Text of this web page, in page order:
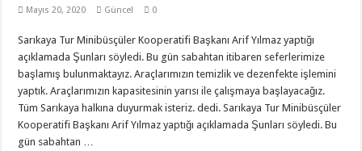
Mayıs 20, 2020 Güncel 0
Sarıkaya Tur Minibüsçüler Kooperatifi Başkanı Arif Yılmaz yaptığı
açıklamada Şunları söyledi. Bu gün sabahtan itibaren seferlerimize
başlamış bulunmaktayız. Araçlarımızın temizlik ve dezenfekte işlemini
yaptık. Araçlarımızın kapasitesinin yarısı ile çalışmaya başlayacağız.
Tüm Sarıkaya halkına duyurmak isteriz. dedi. Sarıkaya Tur Minibüsçüler
Kooperatifi Başkanı Arif Yılmaz yaptığı açıklamada Şunları söyledi. Bu
gün sabahtan …